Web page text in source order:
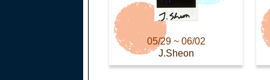
05/29 ~ 06/02
J.Sheon